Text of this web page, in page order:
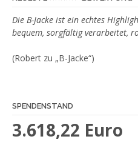
Die B-Jacke ist ein echtes
bequem, sorgfältig verarbeitet,
(Robert zu „B-Jacke“)
SPENDENSTAND
3.618,22 Euro